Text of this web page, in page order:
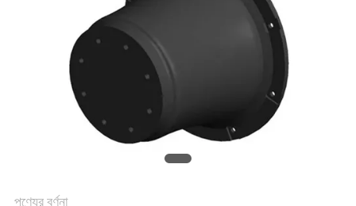
যোগাযোগ
পণ্যের বর্ণনা